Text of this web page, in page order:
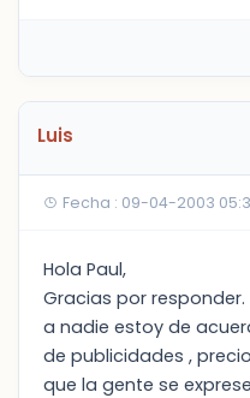
Luis
Fecha : 09-04-2003
Hola Paul,
Gracias por
a nadie estoy de
de publicidades ,
que la gente se